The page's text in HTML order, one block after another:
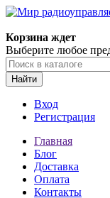
Корзина ждет
Выберите любое
Найти
Вход
Регистрация
Главная
Блог
Доставка
Оплата
Контакты